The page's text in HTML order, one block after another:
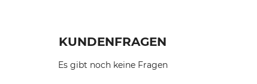
KUNDENFRAGEN
Es gibt noch keine Fragen